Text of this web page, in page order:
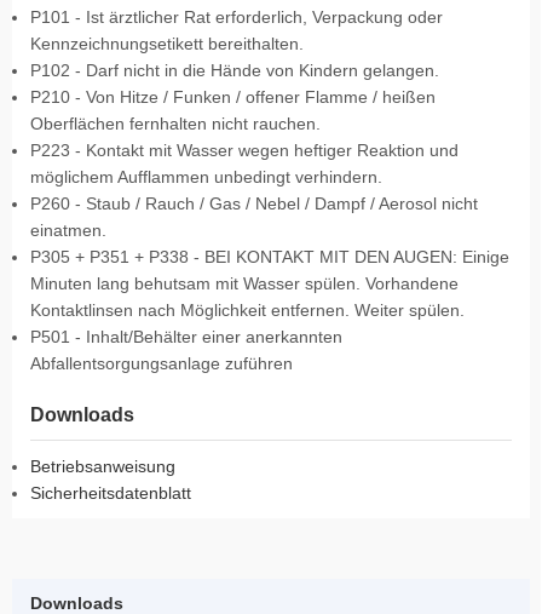
P101 - Ist ärztlicher Rat erforderlich, Verpackung oder
Kennzeichnungsetikett bereithalten.
P102 - Darf nicht in die Hände von Kindern gelangen.
P210 - Von Hitze / Funken / offener Flamme / heißen
Oberflächen fernhalten nicht rauchen.
P223 - Kontakt mit Wasser wegen heftiger Reaktion und
möglichem Aufflammen unbedingt verhindern.
P260 - Staub / Rauch / Gas / Nebel / Dampf / Aerosol nicht
einatmen.
P305 + P351 + P338 - BEI KONTAKT MIT DEN AUGEN: Einige
Minuten lang behutsam mit Wasser spülen. Vorhandene
Kontaktlinsen nach Möglichkeit entfernen. Weiter spülen.
P501 - Inhalt/Behälter einer anerkannten
Abfallentsorgungsanlage zuführen
Downloads
Betriebsanweisung
Sicherheitsdatenblatt
Downloads